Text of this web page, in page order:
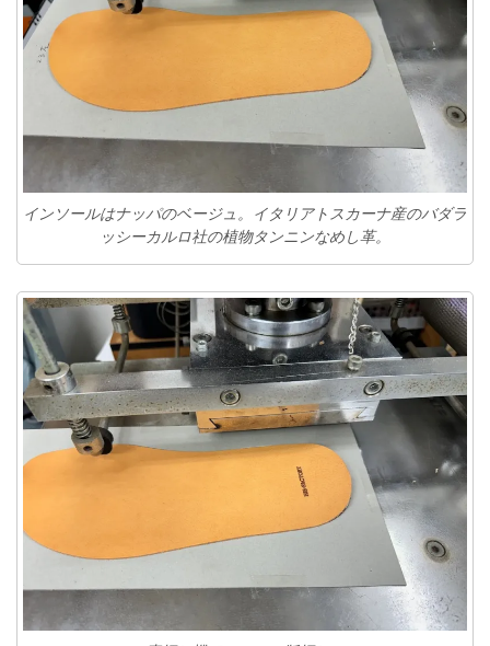
インソールはナッパのベージュ。イタリアトスカーナ産のバダラ
ッシーカルロ社の植物タンニンなめし革。